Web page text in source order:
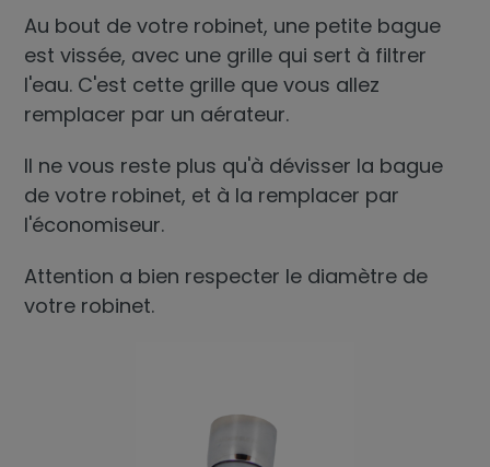
Au bout de votre robinet, une petite bague
est vissée, avec une grille qui sert à filtrer
l'eau. C'est cette grille que vous allez
remplacer par un aérateur.
Il ne vous reste plus qu'à dévisser la bague
de votre robinet, et à la remplacer par
l'économiseur.
Attention a bien respecter le diamètre de
votre robinet.